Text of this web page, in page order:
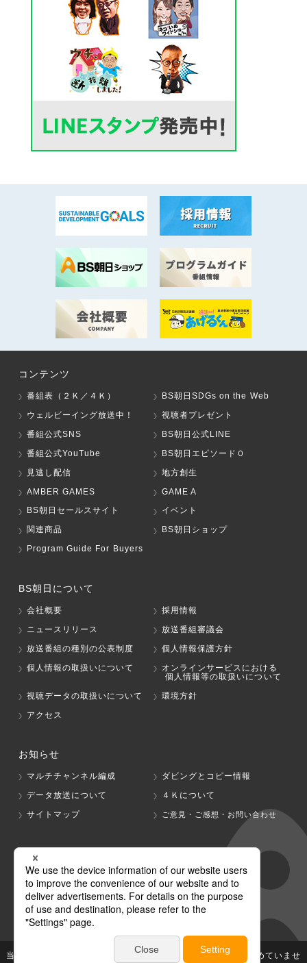
コンテンツ
番組表（２Ｋ／４Ｋ）
BS朝日SDGs on the Web
ウェルビーイング放送中！
視聴者プレゼント
番組公式SNS
BS朝日公式LINE
番組公式YouTube
BS朝日エピソード０
見逃し配信
地方創生
AMBER GAMES
GAME A
BS朝日セールスサイト
イベント
関連商品
BS朝日ショップ
Program Guide For Buyers
BS朝日について
会社概要
採用情報
ニュースリリース
放送番組審議会
放送番組の種別の公表制度
個人情報保護方針
個人情報の取扱いについて
オンラインサービスにおける
個人情報等の取扱いについて
視聴データの取扱いについて
環境方針
アクセス
お知らせ
マルチチャンネル編成
ダビングとコピー情報
データ放送について
４Ｋについて
サイトマップ
ご意見・ご感想・お問い合わせ
グループ会社
テレビ朝日 テレ朝チャンネル
当社が著作権、著作隣接権を有する放送番組等の無断利用は認めていませ